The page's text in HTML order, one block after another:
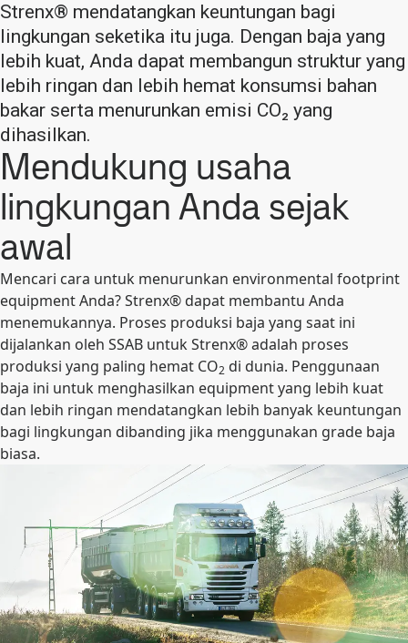
Strenx® mendatangkan keuntungan bagi
lingkungan seketika itu juga. Dengan baja yang
lebih kuat, Anda dapat membangun struktur yang
lebih ringan dan lebih hemat konsumsi bahan
bakar serta menurunkan emisi CO₂ yang
dihasilkan.
Mendukung usaha
lingkungan Anda sejak
awal
Mencari cara untuk menurunkan environmental footprint
equipment Anda? Strenx® dapat membantu Anda
menemukannya. Proses produksi baja yang saat ini
dijalankan oleh SSAB untuk Strenx® adalah proses
produksi yang paling hemat CO2 di dunia. Penggunaan
baja ini untuk menghasilkan equipment yang lebih kuat
dan lebih ringan mendatangkan lebih banyak keuntungan
bagi lingkungan dibanding jika menggunakan grade baja
biasa.